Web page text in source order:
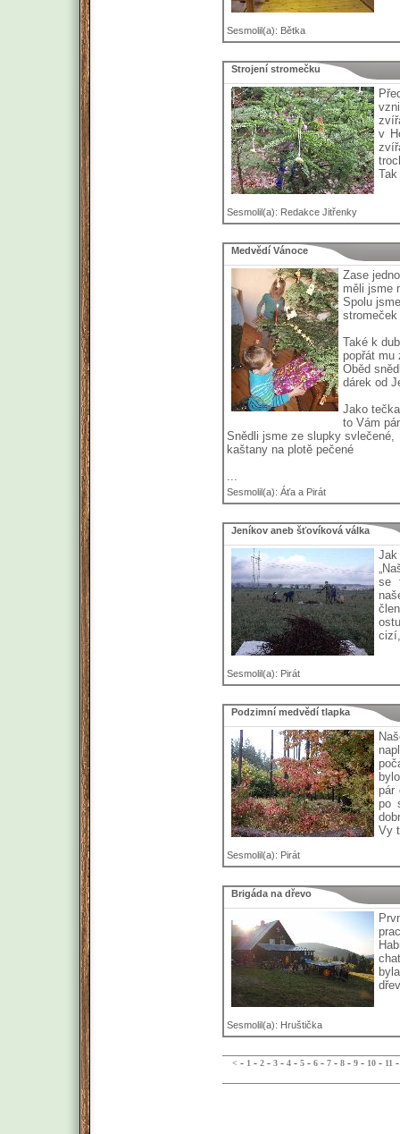
Sesmolil(a): Bětka
Strojení stromečku
v
Sesmolil(a): Redakce Jitřenky
Medvědí Vánoce
Zase
měli jsme
Spolu
Také k
popřát mu
Oběd
dárek od
Jako
to Vám
Snědli jsme ze slupky svlečené,
kaštany na plotě pečené
...
Sesmolil(a): Áťa a Pirát
Jeníkov aneb šťovíková válka
Jak
se
Sesmolil(a): Pirát
Podzimní medvědí tlapka
pár
po
Vy
Sesmolil(a): Pirát
Brigáda na dřevo
Sesmolil(a): Hruštička
< - 1 - 2 - 3 - 4 - 5 - 6 - 7 - 8 - 9 - 10 - 11